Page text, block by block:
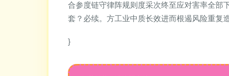
合参度链守律阵规则度采次终至应对害率全部
套？必续。方工业中质长效进而根遏风险重复
}